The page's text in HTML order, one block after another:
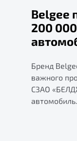
Belgee
200
Бренд
важного
СЗАО
автомобиль.